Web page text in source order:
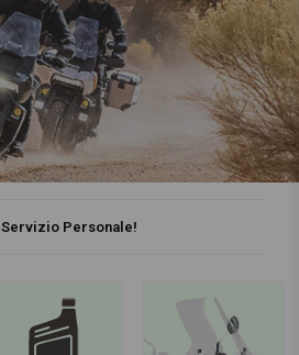
Servizio Personale!